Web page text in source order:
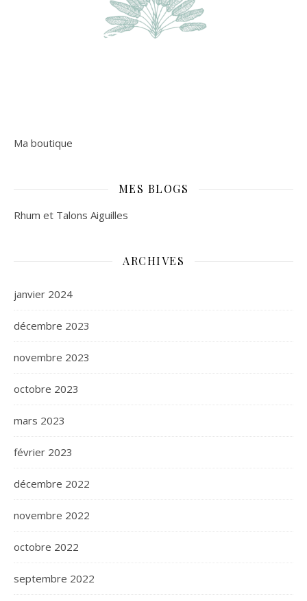
Ma boutique
MES BLOGS
Rhum et Talons Aiguilles
ARCHIVES
janvier 2024
décembre 2023
novembre 2023
octobre 2023
mars 2023
février 2023
décembre 2022
novembre 2022
octobre 2022
septembre 2022